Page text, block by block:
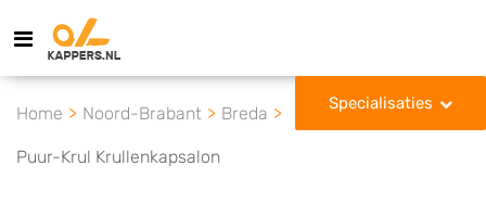
Specialisaties
Home Noord-Brabant Breda
Puur-Krul Krullenkapsalon